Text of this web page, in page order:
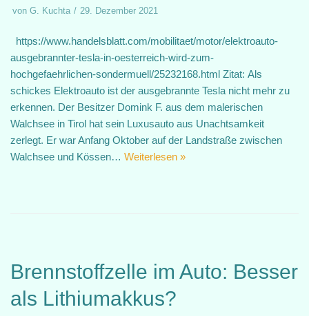
von G. Kuchta 29. Dezember 2021
https://www.handelsblatt.com/mobilitaet/motor/elektroauto-
ausgebrannter-tesla-in-oesterreich-wird-zum-
hochgefaehrlichen-sondermuell/25232168.html Zitat: Als
schickes Elektroauto ist der ausgebrannte Tesla nicht mehr zu
erkennen. Der Besitzer Domink F. aus dem malerischen
Walchsee in Tirol hat sein Luxusauto aus Unachtsamkeit
zerlegt. Er war Anfang Oktober auf der Landstraße zwischen
Walchsee und Kössen… Weiterlesen »
Brennstoffzelle im Auto: Besser
als Lithiumakkus?